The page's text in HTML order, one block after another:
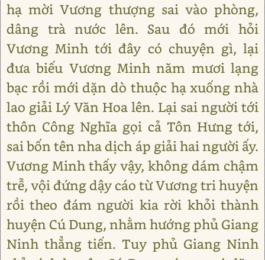
hạ mời Vương thượng sai vào phòng,
dâng trà nước lên. Sau đó mới hỏi
Vương Minh tới đây có chuyện gì, lại
đưa biếu Vương Minh năm mươi lạng
bạc rồi mới dặn dò thuộc hạ xuống nhà
lao giải Lý Văn Hoa lên. Lại sai người tới
thôn Công Nghĩa gọi cả Tôn Hưng tới,
sai bốn tên nha dịch áp giải hai người ấy.
Vương Minh thấy vậy, không dám chậm
trễ, vội đứng dậy cáo từ Vương tri huyện
rồi theo đám người kia rời khỏi thành
huyện Cú Dung, nhằm hướng phủ Giang
Ninh thẳng tiến. Tuy phủ Giang Ninh